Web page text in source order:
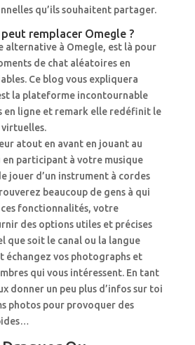
qu’ils souhaitent partager.
remplacer Omegle ?
alternative à Omegle, est là pour
de chat aléatoires en
Ce blog vous expliquera
la plateforme incontournable
en ligne et remark elle redéfinit le
atout en avant en jouant au
participant à votre musique
jouer d’un instrument à cordes
beaucoup de gens à qui
fonctionnalités, votre
des options utiles et précises
que soit le canal ou la langue
échangez vos photographs et
qui vous intéressent. En tant
donner un peu plus d’infos sur toi
photos pour provoquer des